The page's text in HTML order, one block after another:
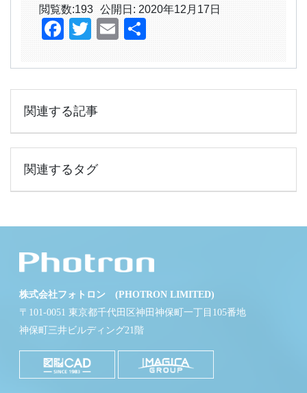
閲覧数:193 公開日: 2020年12月17日
Facebook
TwitterEmail
関連する記事
関連するタグ
株式会社フォトロン (PHOTRON LIMITED)
〒101-0051 東京都千代田区神田神保町一丁目105番地
神保町三井ビルディング21階